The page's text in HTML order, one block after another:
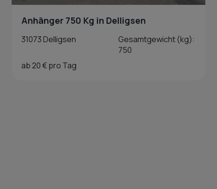
Anhänger 750 Kg in Delligsen
31073 Delligsen
Gesamtgewicht (kg):
750
ab 20 € pro Tag